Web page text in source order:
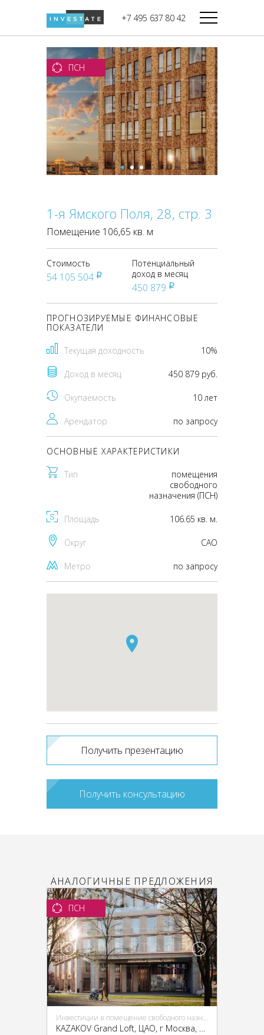
+7 495 637 80 42
Дикси
Верный
Мираторг
Магнолия
В башне
Башня Федерация-II
Запад
Башня Федерация-I
Восток
Город Столиц,
Северный блок
Город Столиц,
Южный блок
ПСН
1-я Ямского Поля, 28, стр. 3
Помещение 106,65 кв. м
Стоимость
54 105 504 pуб
Потенциальный
доход в месяц
450 879 pуб
ПРОГНОЗИРУЕМЫЕ ФИНАНСОВЫЕ
ПОКАЗАТЕЛИ
Текущая доходность 10%
Доход в месяц 450 879 руб.
Окупаемость 10 лет
Арендатор по запросу
ОСНОВНЫЕ ХАРАКТЕРИСТИКИ
Тип
помещения
свободного
назначения (ПСН)
Площадь 106.65 кв. м.
Округ CАО
Метро по запросу
Получить презентацию
Получить консультацию
АНАЛОГИЧНЫЕ ПРЕДЛОЖЕНИЯ
ПСН
Инвестиции в помещение свободного назначения (ПСН)
KAZAKOV Grand Loft, ЦАО, г Москва, Казакова ул., 7